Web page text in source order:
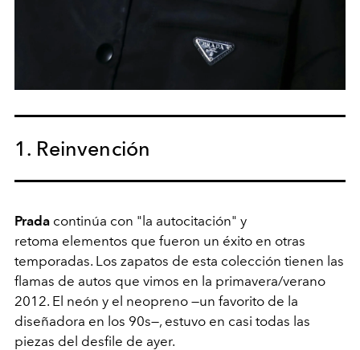
1. Reinvención
Prada continúa con "la autocitación" y
retoma elementos que fueron un éxito en otras
temporadas. Los zapatos de esta colección tienen las
flamas de autos que vimos en la primavera/verano
2012. El neón y el neopreno —un favorito de la
diseñadora en los 90s—, estuvo en casi todas las
piezas del desfile de ayer.